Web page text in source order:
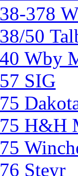
378
50
Wby
SIG
H&H
Steyr